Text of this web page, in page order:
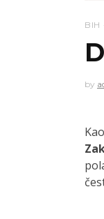
BIH
by